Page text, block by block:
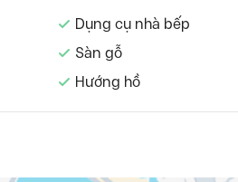
Dụng cụ nhà bếp
Sàn gỗ
Hướng hồ